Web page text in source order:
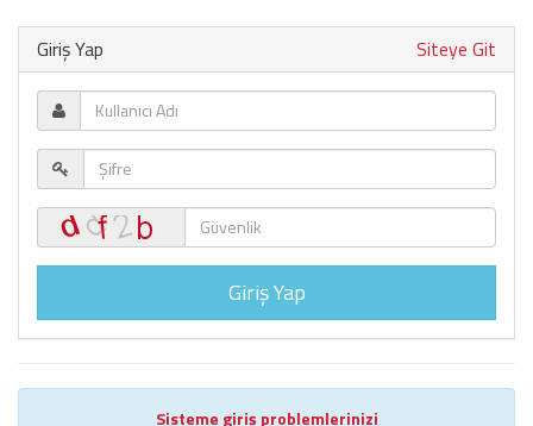
Giriş Yap Siteye Git
Giriş Yap
Sisteme giriş problemlerinizi